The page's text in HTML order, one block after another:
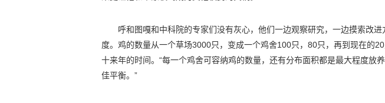
呼和图嘎和中科院的专家们没有灰心，他们一边观察研究，一边摸索改
度。鸡的数量从一个草场3000只，变成一个鸡舍100只，80只，再到现在的
十来年的时间。“每一个鸡舍可容纳鸡的数量，还有分布面积都是最大程度放
佳平衡。”